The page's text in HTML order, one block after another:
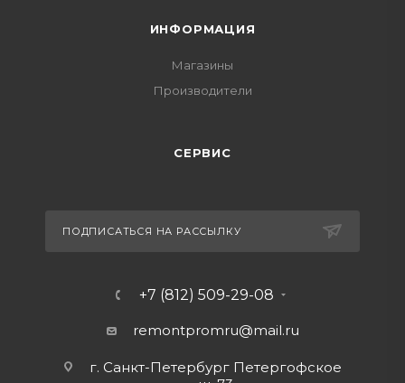
ИНФОРМАЦИЯ
Магазины
Производители
СЕРВИС
ПОДПИСАТЬСЯ НА РАССЫЛКУ
+7 (812) 509-29-08
remontpromru@mail.ru
г. Санкт-Петербург Петергофское